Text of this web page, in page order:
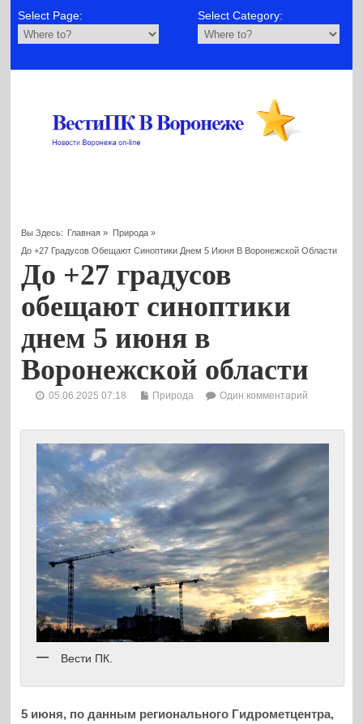
Select Page: Select Category:
Вы Здесь: Главная » Природа»
До +27 Градусов Обещают Синоптики Днем 5 Июня В Воронежской Области
До +27 градусов
обещают синоптики
днем 5 июня в
Воронежской области
05.06.2025 07:18 Природа Один комментарий
Вести ПК.
5 июня, по данным регионального Гидрометцентра,